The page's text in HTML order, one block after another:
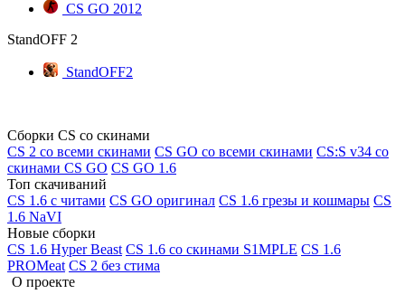
CS GO 2012
StandOFF 2
StandOFF2
Сборки CS со скинами
CS 2 со всеми скинами CS GO со всеми скинами CS:S v34 со
скинами CS GO CS GO 1.6
Топ скачиваний
CS 1.6 с читами CS GO оригинал CS 1.6 грезы и кошмары CS
1.6 NaVI
Новые сборки
CS 1.6 Hyper Beast CS 1.6 со скинами S1MPLE CS 1.6
PROMeat CS 2 без стима
О проекте